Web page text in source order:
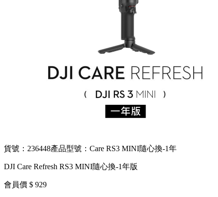
貨號：236448產品型號：Care RS3 MINI隨心換-1年
DJI Care Refresh RS3 MINI隨心換-1年版
會員價 $ 929